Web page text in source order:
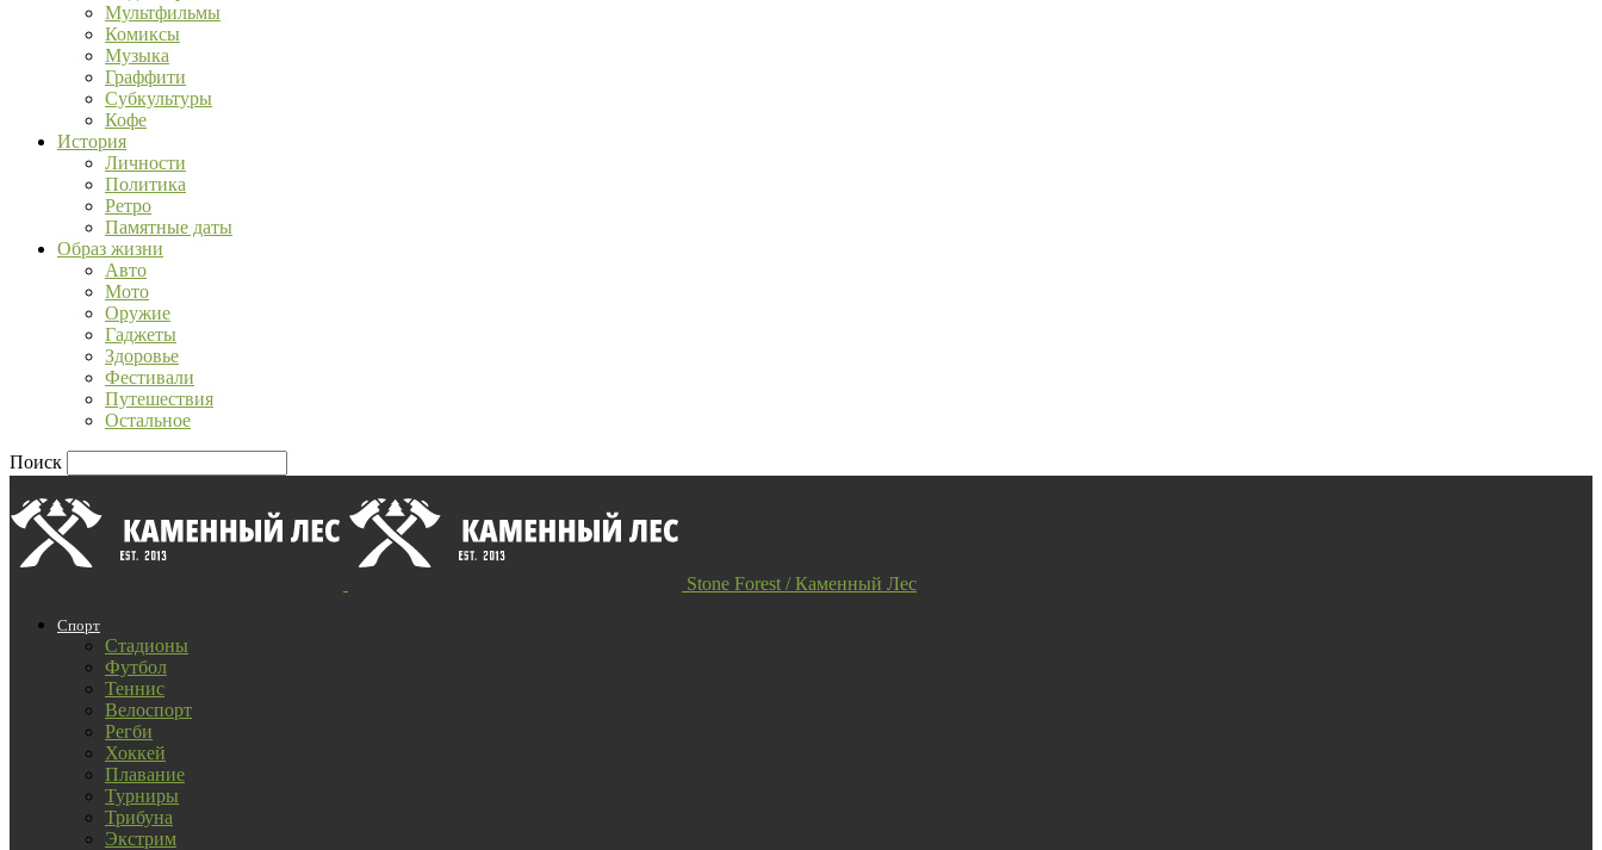
Мультфильмы
Комиксы
Музыка
Граффити
Субкультуры
Кофе
История
Личности
Политика
Ретро
Памятные даты
Образ жизни
Авто
Мото
Оружие
Гаджеты
Здоровье
Фестивали
Путешествия
Остальное
Поиск
Stone Forest / Каменный Лес
Спорт
Стадионы
Футбол
Теннис
Велоспорт
Регби
Хоккей
Плавание
Турниры
Трибуна
Экстрим